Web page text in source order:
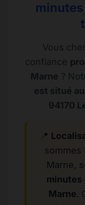
Vous
confiance
Marne ?
est situé
94170
📍
sommes
Marne,
minutes
Marne.